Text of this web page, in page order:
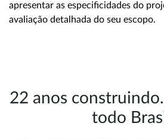
apresentar as especificidades do
avaliação detalhada do seu escopo.
22 anos
todo